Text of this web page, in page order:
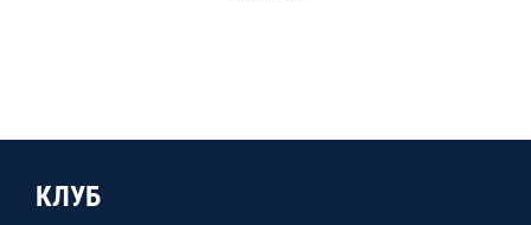
КЛУБ